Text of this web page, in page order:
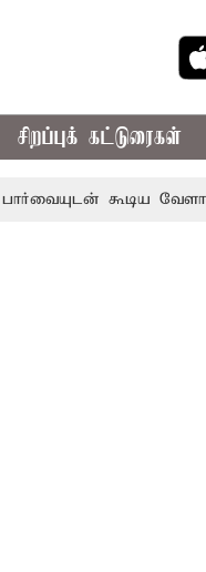
சிறப்புக் கட்டுரைகள்
கூடிய வேளாண்